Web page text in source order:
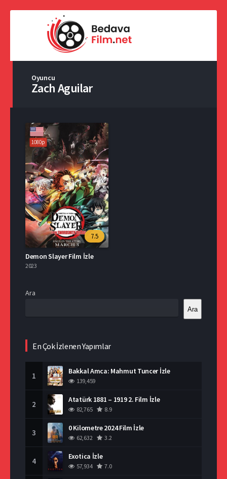
Oyuncu
Zach Aguilar
1080p
7.5
Demon Slayer Film İzle
2023
Ara
Ara
En Çok İzlenen Yapımlar
1 Bakkal Amca: Mahmut Tuncer İzle
139,459
2 Atatürk 1881 – 1919 2. Film İzle
82,765 8.9
3 0 Kilometre 2024 Film İzle
62,632 3.2
4 Exotica İzle
57,934 7.0